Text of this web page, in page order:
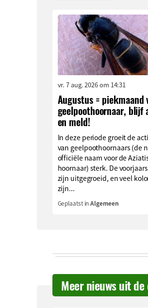
vr. 7 aug. 2026 om 14:31
Augustus = piekmaand
geelpoothoornaar, blijf
en meld!
In deze periode groeit de
van geelpoothoornaars (de
officiële naam voor de
hoornaar) sterk. De
zijn uitgegroeid, en veel
zijn...
Geplaatst inAlgemeen
Meer nieuws uit